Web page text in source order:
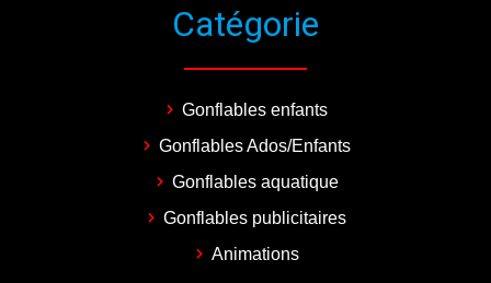
Catégorie
Gonflables enfants
Gonflables Ados/Enfants
Gonflables aquatique
Gonflables publicitaires
Animations